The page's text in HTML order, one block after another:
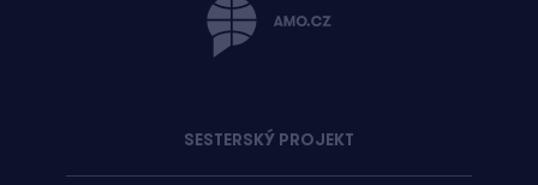
SESTERSKÝ PROJEKT